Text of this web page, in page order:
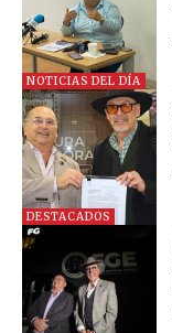
NOTICIAS DEL DÍA
DESTACADOS